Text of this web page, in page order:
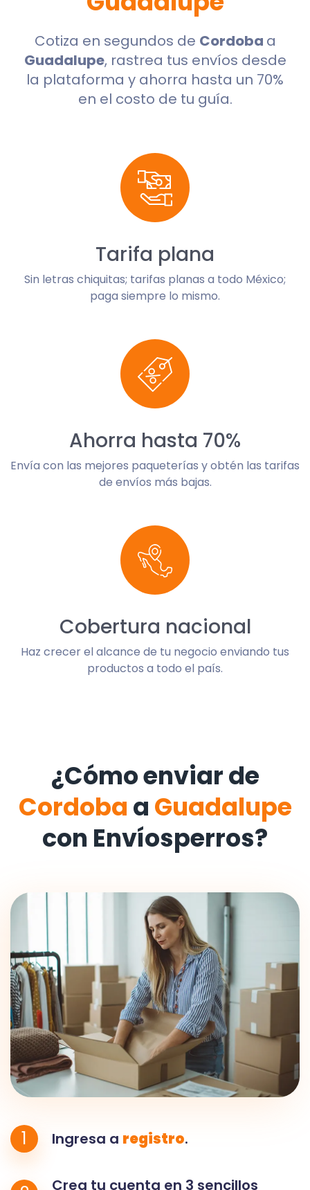
Cotiza en segundos de Cordoba a
Guadalupe, rastrea tus envíos desde
la plataforma y ahorra hasta un 70%
en el costo de tu guía.
Tarifa plana
Sin letras chiquitas; tarifas planas a todo México;
paga siempre lo mismo.
Ahorra hasta 70%
Envía con las mejores paqueterías y obtén las tarifas
de envíos más bajas.
Cobertura nacional
Haz crecer el alcance de tu negocio enviando tus
productos a todo el país.
¿Cómo enviar de
Cordoba a Guadalupe
con Envíosperros?
1 Ingresa a registro.
Crea tu cuenta en 3 sencillos